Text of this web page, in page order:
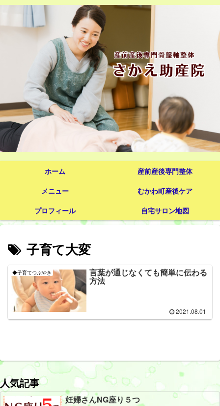
ホーム
産前産後専門整体
メニュー
むかわ町産後ケア
プロフィール
自宅サロン地図
子育て大変
◆子育てつぶやき 言葉が通じなくても簡単に伝わる
方法
2021.08.01
人気記事
妊婦さんNG座り５つ